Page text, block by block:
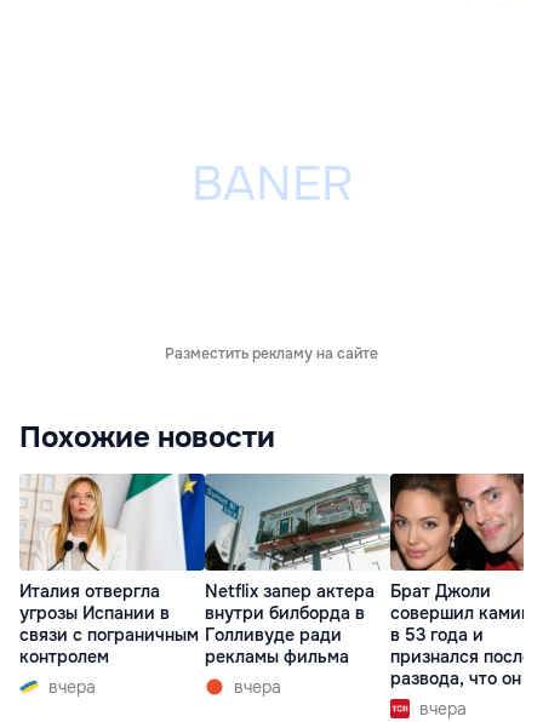
Разместить рекламу на сайте
Похожие новости
Италия отвергла
угрозы Испании в
связи с пограничным
контролем
вчера
Netflix запер актера
внутри билборда в
Голливуде ради
рекламы фильма
вчера
Брат Джоли
совершил
в 53 года и
признался после
развода, что он
вчера